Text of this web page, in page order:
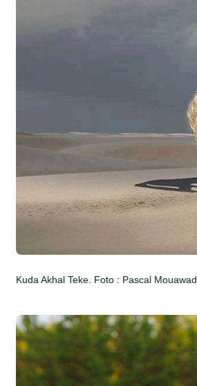
Kuda Akhal Teke. Foto : Pascal Mouawad